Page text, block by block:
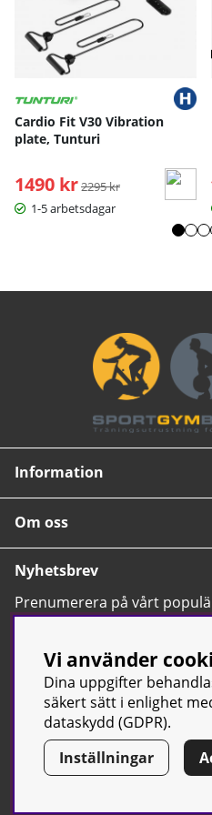
Kateki
te
17,7 mg
-
Kurku
från
gurkm
eja
*Rekommenderat dagligt intag
Cardio Fit V30 Vibration
plate, Tunturi
1490 kr Ordinarie pris:
2295 kr
1-5 arbetsdagar
Information
Om oss
Nyhetsbrev
Prenumerera på vårt
tips, nyheter och våra allra
© Sport & Gym Butiken JTC AB |
| Org.nr: 556668-7058 | Tel: 0500-
Vi använder
Dina uppgifter
säkert sätt i enlighet
dataskydd (GDPR).
Inställningar